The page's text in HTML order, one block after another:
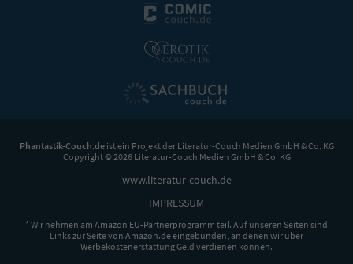
Phantastik-Couch.deist ein Projekt der Literatur-Couch Medien GmbH & Co. KG
Copyright © 2026 Literatur-Couch Medien GmbH & Co. KG
www.literatur-couch.de
IMPRESSUM
* Wir nehmen am Amazon EU-Partnerprogramm teil. Auf unseren Seiten sind
Links zur Seite von Amazon.de eingebunden, an denen wir über
Werbekostenerstattung Geld verdienen können.